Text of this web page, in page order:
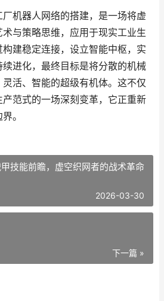
机器人网络的搭建，是一场将虚
与策略思维，应用于现实工业生
建稳定连接，设立智能中枢，实
进化，最终目标是将分散的机械
活、智能的超级有机体。这不仅
范式的一场深刻变革，它正重新
。
技能前瞻，虚空织网者的战术革命
2026-03-30
下一篇 »